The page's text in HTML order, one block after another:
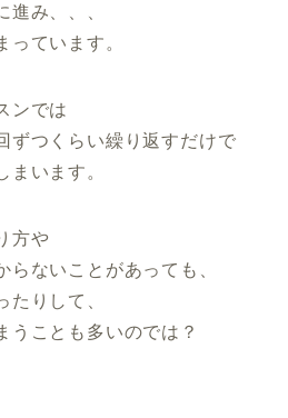
進み、、、
っています。
ンでは
ずつくらい繰り返すだけで
まいます。
方や
らないことがあっても、
たりして、
うことも多いのでは？